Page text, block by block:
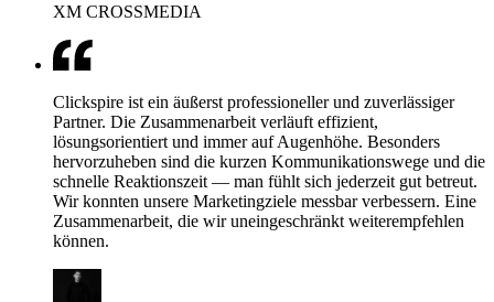
XM CROSSMEDIA
Clickspire ist ein äußerst professioneller und zuverlässiger
Partner. Die Zusammenarbeit verläuft effizient,
lösungsorientiert und immer auf Augenhöhe. Besonders
hervorzuheben sind die kurzen Kommunikationswege und die
schnelle Reaktionszeit — man fühlt sich jederzeit gut betreut.
Wir konnten unsere Marketingziele messbar verbessern. Eine
Zusammenarbeit, die wir uneingeschränkt weiterempfehlen
können.